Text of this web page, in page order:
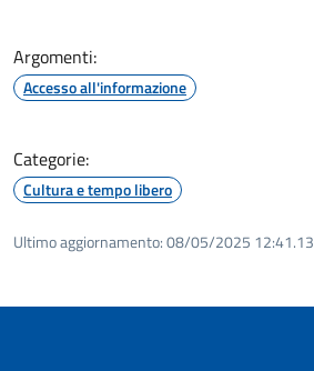
Argomenti:
Accesso all'informazione
Categorie:
Cultura e tempo libero
Ultimo aggiornamento:08/05/2025 12:41.13